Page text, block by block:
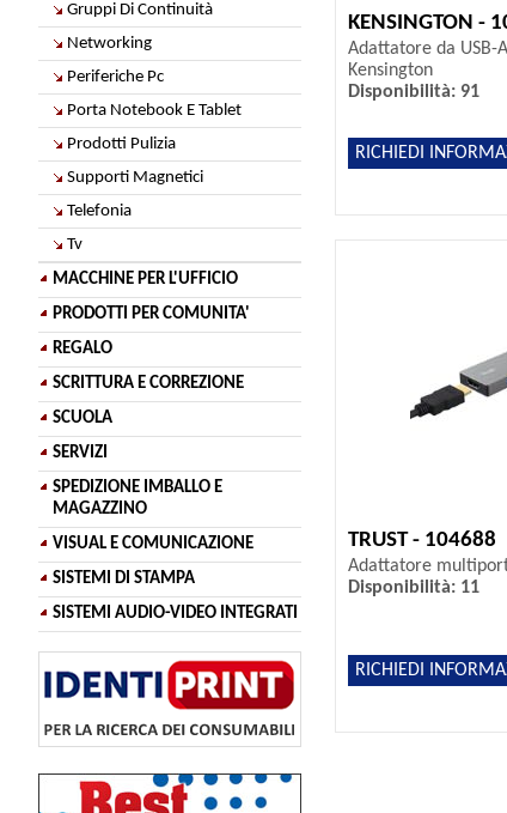
Gruppi Di Continuità
Networking
Periferiche Pc
Porta Notebook E Tablet
Prodotti Pulizia
Supporti Magnetici
Telefonia
Tv
MACCHINE PER L'UFFICIO
PRODOTTI PER COMUNITA'
REGALO
SCRITTURA E CORREZIONE
SCUOLA
SERVIZI
SPEDIZIONE IMBALLO E
MAGAZZINO
VISUAL E COMUNICAZIONE
SISTEMI DI STAMPA
SISTEMI AUDIO-VIDEO INTEGRATI
KENSINGTON -
Adattatore da USB-
Kensington
Disponibilità: 91
RICHIEDI
TRUST - 104688
Adattatore
Disponibilità: 11
RICHIEDI